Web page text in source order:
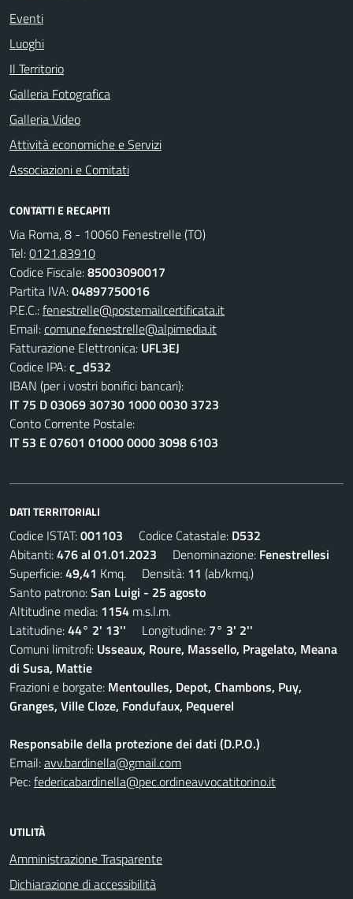
Eventi
Luoghi
Il Territorio
Galleria Fotografica
Galleria Video
Attività economiche e Servizi
Associazioni e Comitati
CONTATTI E RECAPITI
Via Roma, 8 - 10060 Fenestrelle (TO)
Tel:0121.83910
Codice Fiscale:85003090017
Partita IVA:04897750016
P.E.C.:fenestrelle@postemailcertificata.it
Email:comune.fenestrelle@alpimedia.it
Fatturazione Elettronica: UFL3EJ
Codice IPA:c_d532
IBAN (per i vostri bonifici bancari):
IT 75 D 03069 30730 1000 0030 3723
Conto Corrente Postale:
IT 53 E 07601 01000 0000 3098 6103
DATI TERRITORIALI
Codice ISTAT:001103 Codice Catastale: D532
Abitanti:476 al 01.01.2023 Denominazione: Fenestrellesi
Superficie:49,41 Kmq. Densità: 11 (ab/kmq.)
Santo patrono:San Luigi - 25 agosto
Altitudine media: 1154 m.s.l.m.
Latitudine:44° 2' 13'' Longitudine: 7° 3' 2''
Comuni limitrofi: Usseaux, Roure, Massello, Pragelato, Meana
di Susa, Mattie
Frazioni e borgate: Mentoulles, Depot, Chambons, Puy,
Granges, Ville Cloze, Fondufaux, Pequerel
Responsabile della protezione dei dati (D.P.O.)
Email:avv.bardinella@gmail.com
Pec:federicabardinella@pec.ordineavvocatitorino.it
UTILITÀ
Amministrazione Trasparente
Dichiarazione di accessibilità